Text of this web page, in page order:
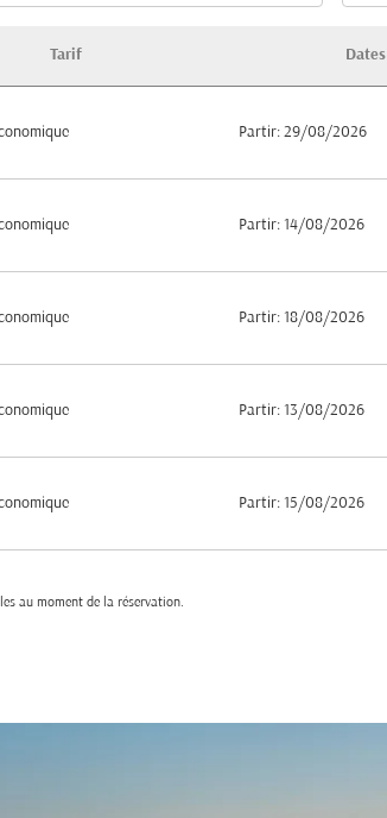
Tarif Dates
Partir: 29/08/2026
Partir: 14/08/2026
Partir: 18/08/2026
Partir: 13/08/2026
Partir: 15/08/2026
au moment de la réservation.